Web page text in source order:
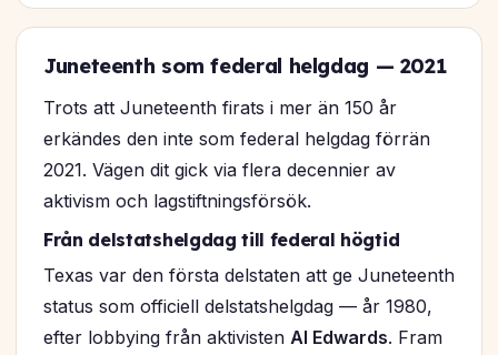
Juneteenth som federal helgdag — 2021
Trots att Juneteenth firats i mer än 150 år
erkändes den inte som federal helgdag förrän
2021. Vägen dit gick via flera decennier av
aktivism och lagstiftningsförsök.
Från delstatshelgdag till federal högtid
Texas var den första delstaten att ge Juneteenth
status som officiell delstatshelgdag — år 1980,
efter lobbying från aktivisten Al Edwards. Fram